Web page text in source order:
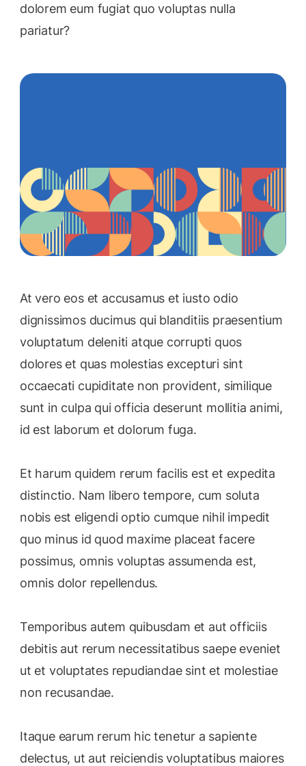
dolorem eum fugiat quo voluptas nulla
pariatur?
At vero eos et accusamus et iusto odio
dignissimos ducimus qui blanditiis praesentium
voluptatum deleniti atque corrupti quos
dolores et quas molestias excepturi sint
occaecati cupiditate non provident, similique
sunt in culpa qui officia deserunt mollitia animi,
id est laborum et dolorum fuga.
Et harum quidem rerum facilis est et expedita
distinctio. Nam libero tempore, cum soluta
nobis est eligendi optio cumque nihil impedit
quo minus id quod maxime placeat facere
possimus, omnis voluptas assumenda est,
omnis dolor repellendus.
Temporibus autem quibusdam et aut officiis
debitis aut rerum necessitatibus saepe eveniet
ut et voluptates repudiandae sint et molestiae
non recusandae.
Itaque earum rerum hic tenetur a sapiente
delectus, ut aut reiciendis voluptatibus maiores